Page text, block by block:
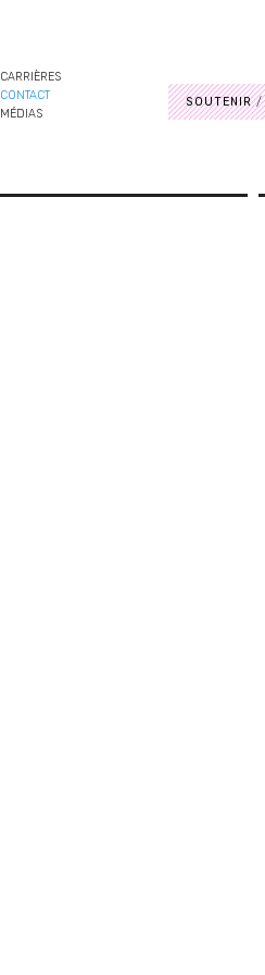
CARRIÈRES
CONTACT
MÉDIAS
SOUTENIR